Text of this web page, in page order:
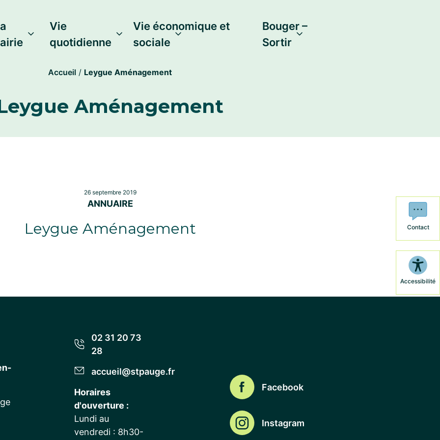
Contact
Accessibilité
Vie
quotidienne
Vie économique et
sociale
Bouger –
Sortir
Accueil / Leygue Aménagement
Aménagement
26 septembre 2019
ANNUAIRE
Leygue Aménagement
02 31 20 73
28
accueil@stpauge.fr
Horaires
d'ouverture :
Lundi au
vendredi : 8h30-
Facebook
Instagram